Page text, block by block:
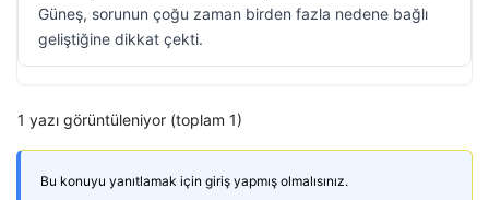
Güneş, sorunun çoğu zaman birden fazla nedene bağlı
geliştiğine dikkat çekti.
1 yazı görüntüleniyor (toplam 1)
Bu konuyu yanıtlamak için giriş yapmış olmalısınız.